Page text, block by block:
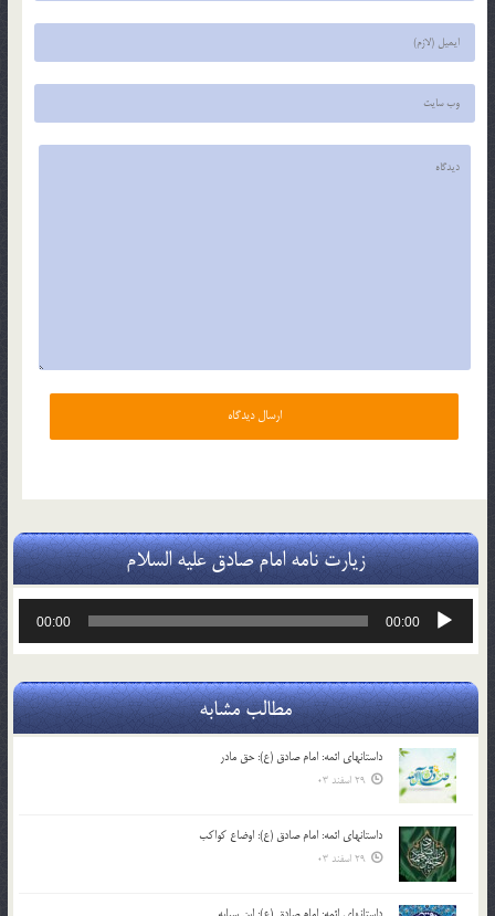
زیارت نامه امام صادق علیه السلام
پخش‌کننده
00:00
00:00
مطالب مشابه
داستانهای ائمه: امام صادق (ع): حق مادر
29 اسفند 03
داستانهای ائمه: امام صادق (ع): اوضاع کواکب
29 اسفند 03